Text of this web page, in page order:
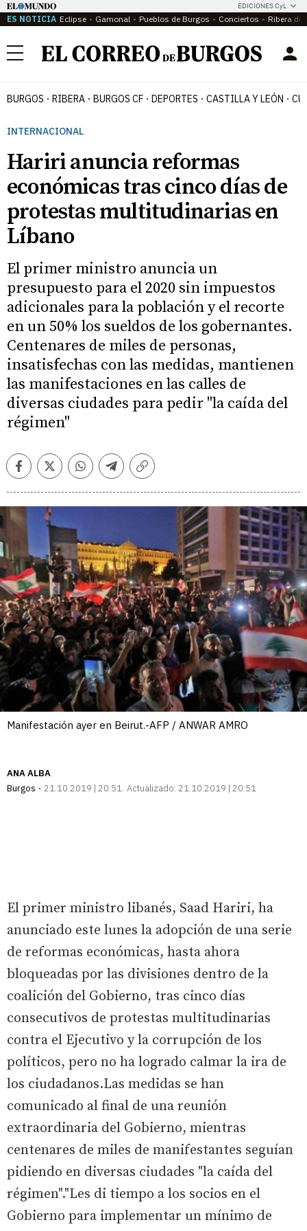
EDICIONES CyL
ES NOTICIA Eclipse Gamonal Pueblos de Burgos Conciertos Ribera del
Menú
BURGOS RIBERA BURGOS CF DEPORTES CASTILLA Y LEÓN
INTERNACIONAL
Hariri anuncia reformas
económicas tras cinco días de
protestas multitudinarias en
Líbano
El primer ministro anuncia un
presupuesto para el 2020 sin impuestos
adicionales para la población y el recorte
en un 50% los sueldos de los gobernantes.
Centenares de miles de personas,
insatisfechas con las medidas, mantienen
las manifestaciones en las calles de
diversas ciudades para pedir "la caída del
régimen"
FacebookTwitterWhatsappTelegramCopiar
Manifestación ayer en Beirut.-AFP / ANWAR AMRO
ANA ALBA
Burgos
21.10.2019 | 20:51 Actualizado: 21.10.2019 | 20:51
El primer ministro libanés, Saad Hariri, ha
anunciado este lunes la adopción de una serie
de reformas económicas, hasta ahora
bloqueadas por las divisiones dentro de la
coalición del Gobierno, tras cinco días
consecutivos de protestas multitudinarias
contra el Ejecutivo y la corrupción de los
políticos, pero no ha logrado calmar la ira de
los ciudadanos.Las medidas se han
comunicado al final de una reunión
extraordinaria del Gobierno, mientras
centenares de miles de manifestantes seguían
pidiendo en diversas ciudades "la caída del
régimen"."Les di tiempo a los socios en el
Gobierno para implementar un mínimo de